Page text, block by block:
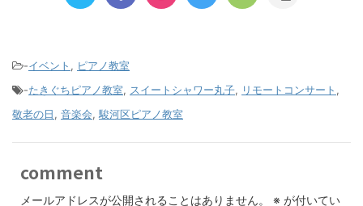
-イベント , ピアノ教室
-たきぐちピアノ教室, スイートシャワー丸子, リモートコンサート ,
敬老の日, 音楽会, 駿河区ピアノ教室
comment
メールアドレスが公開されることはありません。 ※ が付いてい